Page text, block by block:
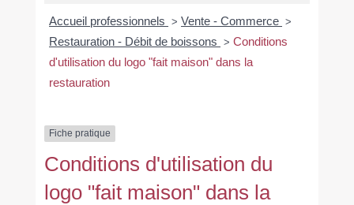
Accueil professionnels > Vente - Commerce >
Restauration - Débit de boissons > Conditions
d'utilisation du logo "fait maison" dans la
restauration
Fiche pratique
Conditions d'utilisation du
logo "fait maison" dans la